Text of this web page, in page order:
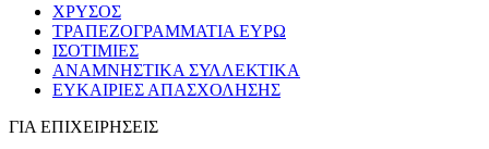
ΧΡΥΣΟΣ
ΤΡΑΠΕΖΟΓΡΑΜΜΑΤΙΑ ΕΥΡΩ
ΙΣΟΤΙΜΙΕΣ
ΑΝΑΜΝΗΣΤΙΚΑ ΣΥΛΛΕΚΤΙΚΑ
ΕΥΚΑΙΡΙΕΣ ΑΠΑΣΧΟΛΗΣΗΣ
ΓΙΑ ΕΠΙΧΕΙΡΗΣΕΙΣ